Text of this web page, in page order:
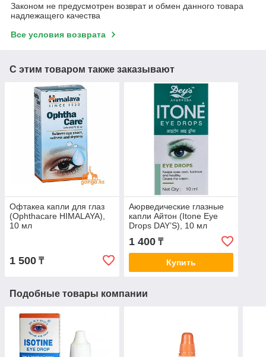
Законом не предусмотрен возврат и обмен данного товара
надлежащего качества
Все условия возврата
С этим товаром также заказывают
Офтакеа капли для глаз
(Ophthacare HIMALAYA),
10 мл
1 500 ₸
Аюрведические глазные
капли Айтон (Itone Eye
Drops DAY’S), 10 мл
1 400₸
Купить
Подобные товары компании